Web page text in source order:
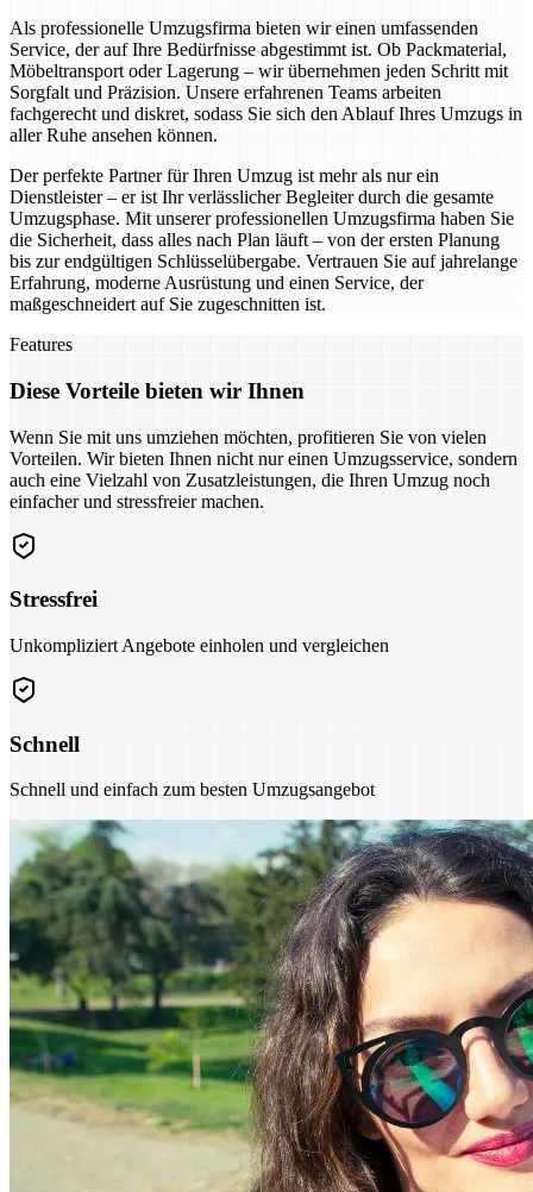
Als professionelle Umzugsfirma bieten wir einen umfassenden
Service, der auf Ihre Bedürfnisse abgestimmt ist. Ob Packmaterial,
Möbeltransport oder Lagerung – wir übernehmen jeden Schritt mit
Sorgfalt und Präzision. Unsere erfahrenen Teams arbeiten
fachgerecht und diskret, sodass Sie sich den Ablauf Ihres Umzugs in
aller Ruhe ansehen können.
Der perfekte Partner für Ihren Umzug ist mehr als nur ein
Dienstleister – er ist Ihr verlässlicher Begleiter durch die gesamte
Umzugsphase. Mit unserer professionellen Umzugsfirma haben Sie
die Sicherheit, dass alles nach Plan läuft – von der ersten Planung
bis zur endgültigen Schlüsselübergabe. Vertrauen Sie auf jahrelange
Erfahrung, moderne Ausrüstung und einen Service, der
maßgeschneidert auf Sie zugeschnitten ist.
Features
Diese Vorteile bieten wir Ihnen
Wenn Sie mit uns umziehen möchten, profitieren Sie von vielen
Vorteilen. Wir bieten Ihnen nicht nur einen Umzugsservice, sondern
auch eine Vielzahl von Zusatzleistungen, die Ihren Umzug noch
einfacher und stressfreier machen.
Stressfrei
Unkompliziert Angebote einholen und vergleichen
Schnell
Schnell und einfach zum besten Umzugsangebot